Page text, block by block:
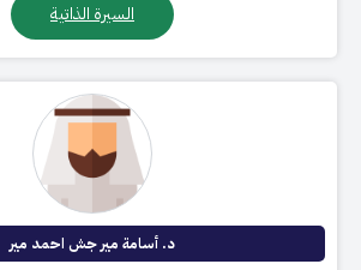
السيرة الذاتية
د. أ​سامة مير جش احمد مير